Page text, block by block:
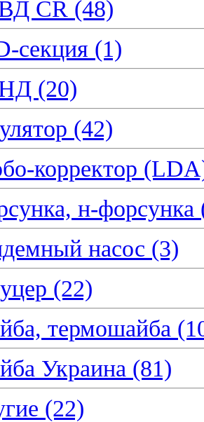
CR (48)
секция (1)
(20)
(42)
корректор
н-форсунка
насос (3)
(22)
термошайба
Украина (81)
(22)